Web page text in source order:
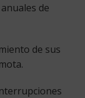
de
de sus